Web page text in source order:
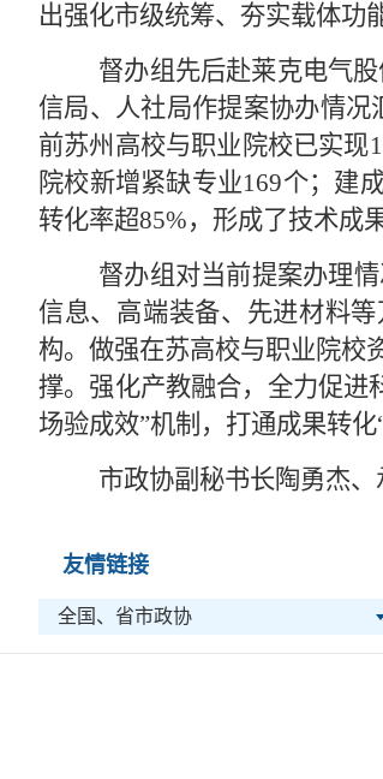
出强化市级统筹、夯实载体功
督办组先后赴莱克电气股
信局、人社局作提案协办情况
前苏州高校与职业院校已实现
院校新增紧缺专业169个；建
转化率超85%，形成了技术成
督办组对当前提案办理情
信息、高端装备、先进材料
构。做强在苏高校与职业院校
撑。强化产教融合，全力促进
场验成效”机制，打通成果转化
市政协副秘书长陶勇杰、
友情链接
全国、省市政协